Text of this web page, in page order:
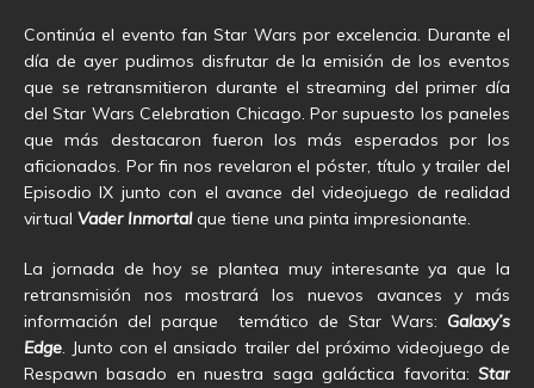
Continúa el evento fan Star Wars por excelencia. Durante el
día de ayer pudimos disfrutar de la emisión de los eventos
que se retransmitieron durante el streaming del primer día
del Star Wars Celebration Chicago. Por supuesto los paneles
que más destacaron fueron los más esperados por los
aficionados. Por fin nos revelaron el póster, título y trailer del
Episodio IX junto con el avance del videojuego de realidad
virtual Vader Inmortalque tiene una pinta impresionante.
La jornada de hoy se plantea muy interesante ya que la
retransmisión nos mostrará los nuevos avances y más
información del parque temático de Star Wars: Galaxy’s
Edge. Junto con el ansiado trailer del próximo videojuego de
Respawn basado en nuestra saga galáctica favorita: Star